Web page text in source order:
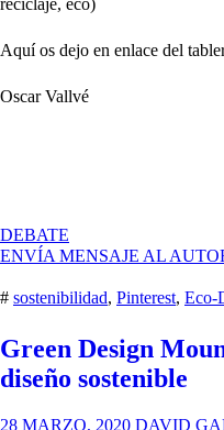
Aquí os dejo en enlace del
Oscar Vallvé
DEBATE
PRIMERA
AL
ENVÍA MENSAJE AL
# sostenibilidad, Pinterest, Eco-
Green Design
diseño sostenible
28 MARZO, 2020 DAVID